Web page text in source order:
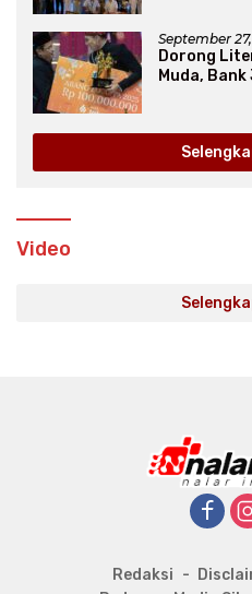
September
Dorong
Muda,
Video
Redaksi